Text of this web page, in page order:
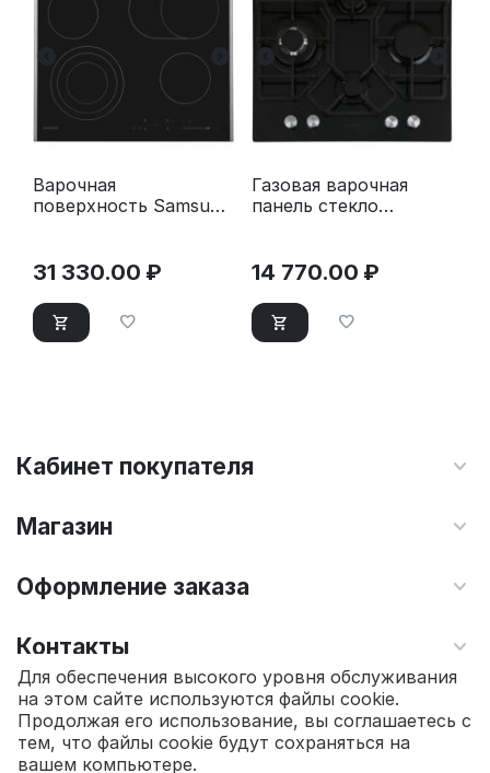
26 450.00 ₽
Варочная
поверхность Samsung
31 330.00 ₽
Газовая варочная
панель стекло
14 770.00 ₽
Кабинет покупателя
Магазин
Оформление заказа
Контакты
© 2010 - 2026 Интернет магазин TOPSTO.
Для обеспечения высокого уровня обслуживания
на этом сайте используются файлы cookie.
Продолжая его использование, вы соглашаетесь с
тем, что файлы cookie будут сохраняться на
вашем компьютере.